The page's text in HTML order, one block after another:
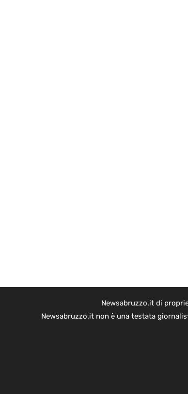
Newsabruzzo.it di
Newsabruzzo.it non è una testata